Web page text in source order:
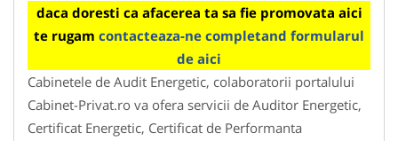
daca doresti ca afacerea ta sa fie promovata aici
te rugam contacteaza-ne completand formularul
de aici
Cabinetele de Audit Energetic, colaboratorii portalului
Cabinet-Privat.ro va ofera servicii de Auditor Energetic,
Certificat Energetic, Certificat de Performanta